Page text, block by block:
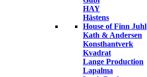
HAY
Hästens
House of Finn Juhl
Kath & Andersen
Konsthantverk
Kvadrat
Lange Production
Lapalma